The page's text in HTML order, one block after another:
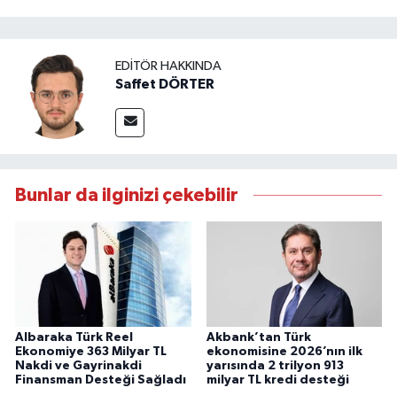
EDITÖR HAKKINDA
Saffet DÖRTER
Bunlar da ilginizi çekebilir
Albaraka Türk Reel
Ekonomiye 363 Milyar TL
Nakdi ve Gayrinakdi
Finansman Desteği Sağladı
Akbank’tan Türk
ekonomisine 2026’nın ilk
yarısında 2 trilyon 913
milyar TL kredi desteği